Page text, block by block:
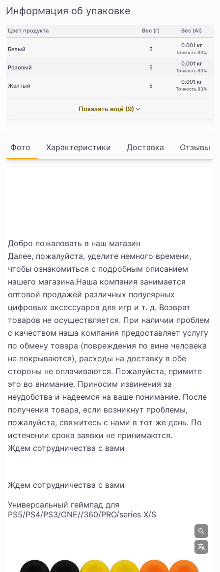
Информация об упаковке
Цвет продукта Вес (г) Вес (AI)
Белый 5
0.001 кг
Точность 83%
Розовый 5
0.001 кг
Точность 83%
Желтый 5
0.001 кг
Точность 83%
Показать ещё (9)
Фото Характеристики Доставка Отзывы
Добро пожаловать в наш магазин
Далее, пожалуйста, уделите немного времени,
чтобы ознакомиться с подробным описанием
нашего магазина.Наша компания занимается
оптовой продажей различных популярных
цифровых аксессуаров для игр и т. д. Возврат
товаров не осуществляется. При наличии проблем
с качеством наша компания предоставляет услугу
по обмену товара (повреждения по вине человека
не покрываются), расходы на доставку в обе
стороны не оплачиваются. Пожалуйста, примите
это во внимание. Приносим извинения за
неудобства и надеемся на ваше понимание. После
получения товара, если возникнут проблемы,
пожалуйста, свяжитесь с нами в тот же день. По
истечении срока заявки не принимаются.
Ждем сотрудничества с вами
Ждем сотрудничества с вами
Универсальный геймпад для
PS5/PS4/PS3/ONE//360/PRO/series X/S